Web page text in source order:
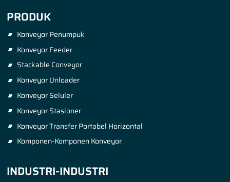
PRODUK
Konveyor Penumpuk
Konveyor Feeder
Stackable Conveyor
Konveyor Unloader
Konveyor Seluler
Konveyor Stasioner
Konveyor Transfer Portabel Horizontal
Komponen-Komponen Konveyor
INDUSTRI-INDUSTRI